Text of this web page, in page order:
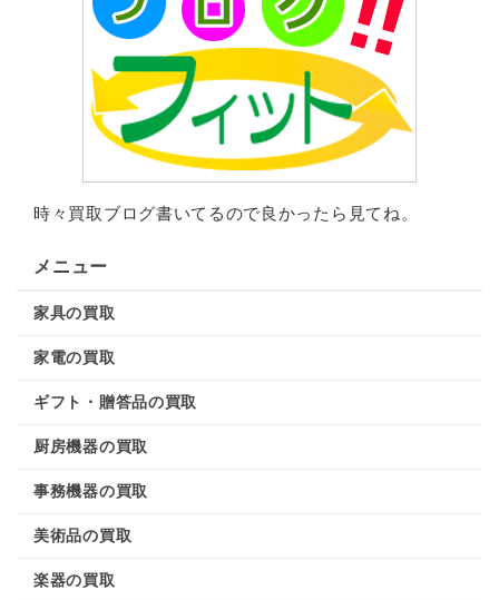
時々買取ブログ書いてるので良かったら見てね。
メニュー
家具の買取
家電の買取
ギフト・贈答品の買取
厨房機器の買取
事務機器の買取
美術品の買取
楽器の買取